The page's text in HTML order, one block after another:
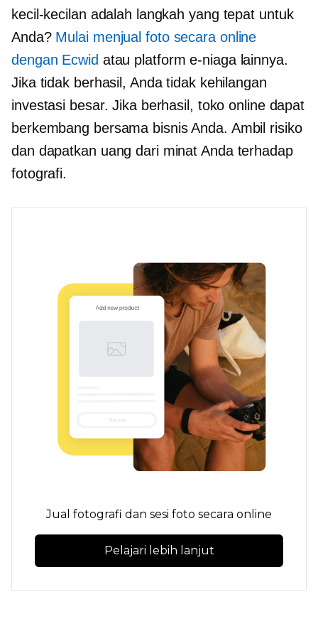
kecil-kecilan adalah langkah yang tepat untuk
Anda? Mulai menjual foto secara online
dengan Ecwid atau platform e-niaga lainnya.
Jika tidak berhasil, Anda tidak kehilangan
investasi besar. Jika berhasil, toko online dapat
berkembang bersama bisnis Anda. Ambil risiko
dan dapatkan uang dari minat Anda terhadap
fotografi.
Jual fotografi dan sesi foto secara online
Pelajari lebih lanjut